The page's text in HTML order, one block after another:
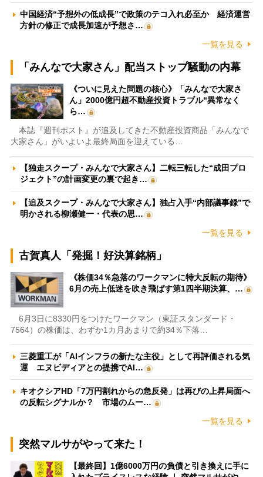
中国経済“予想外の低成長”で政策のテコ入れ必至か 経済運営
方針の修正で成長加速が予想さ…
一覧を見る
「みんなで大家さん」配当ストップ騒動の内幕
《ついに見えた問題の核心》「みんなで大家さ
ん」2000億円超不動産投資トラブル“異常なく
ら…
本誌『週刊ポスト』が追及してきた不動産投資商品「みんなで
大家さん」がいよいよ最終局面を迎えている…
【独走スクープ・みんなで大家さん】二転三転した“成田プロ
ジェクト”の計画変更の裏で起き…
【追及スクープ・みんなで大家さん】独占入手“内部議事録”で
明かされる柳瀬健一・代表の思…
一覧を見る
古賀真人「発掘！好決算銘柄」
《株価34％急落のワークマンに特大反転の期待》
6月の売上低迷を吹き飛ばす第1四半期決算、…
6月3日に8330円をつけたワークマン（東証スタンダード・
7564）の株価は、わずか1カ月あまりで約34％下落…
三菱重工が「AIインフラの新たな主役」として再評価される気
運 エヌビディアとの提携でAI…
キオクシアHD「7万円割れからの急反発」は再びの上昇局面へ
の反転シグナルか？ 市場のムー…
一覧を見る
突然マルサがやって来た！
【最終回】1億6000万円の負債と引き換えに手に